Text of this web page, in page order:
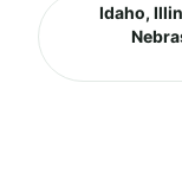
Idaho,